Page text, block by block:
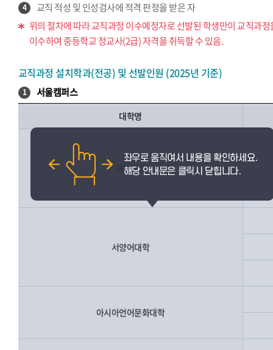
4
교직 적성 및 인성검사에 적격 판정을 받은 자
위의 절차에 따라 교직과정 이수예정자로 선발된 학생만이 교직과정
이수하여 중등학교 정교사(2급) 자격을 취득할 수 있음.
교직과정 설치학과(전공) 및 선발인원 (2025년 기준)
1 서울캠퍼스
대학명
영어대학
서양어대학
아시아언어문화대학